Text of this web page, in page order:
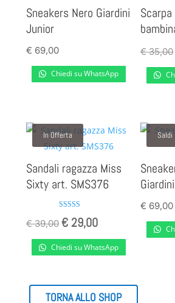
Sneakers Nero Giardini
Junior
€ 69,00
Chiedi su WhatsApp
€35,00
In Offerta
Sandali ragazza Miss
Sixty art. SMS376
4.00
su 5
€39,00 Il
prezzo
originale
€ 39,00.
€29,00Il
prezzo
attuale
€ 29,00.
Chiedi su WhatsApp
Saldi
Giardini
€ 69,00
TORNA ALLO SHOP